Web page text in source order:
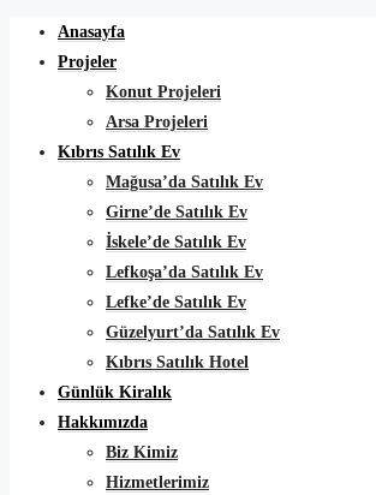
Anasayfa
Projeler
Konut Projeleri
Arsa Projeleri
Kıbrıs Satılık Ev
Mağusa’da Satılık Ev
Girne’de Satılık Ev
İskele’de Satılık Ev
Lefkoşa’da Satılık Ev
Lefke’de Satılık Ev
Güzelyurt’da Satılık Ev
Kıbrıs Satılık Hotel
Günlük Kiralık
Hakkımızda
Biz Kimiz
Hizmetlerimiz